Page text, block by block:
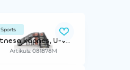
Sports
Fitnesa kāpnes, U-veida modelis
Artikuls: 081878M